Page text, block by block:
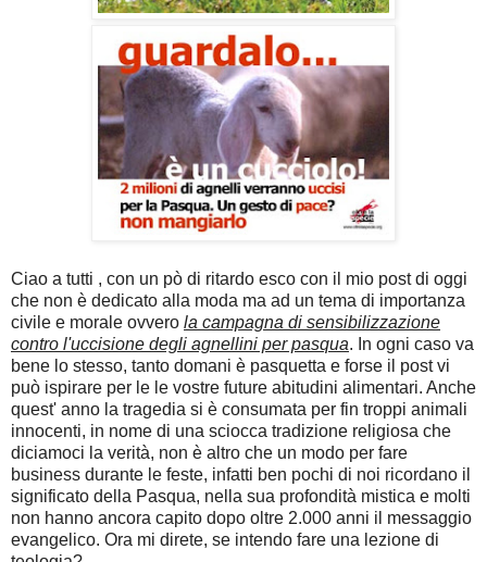
Ciao a tutti , con un pò di ritardo esco con il mio post di oggi
che non è dedicato alla moda ma ad un tema di importanza
civile e morale ovvero la campagna di sensibilizzazione
contro l'uccisione degli agnellini per pasqua. In ogni caso va
bene lo stesso, tanto domani è pasquetta e forse il post vi
può ispirare per le le vostre future abitudini alimentari. Anche
quest' anno la tragedia si è consumata per fin troppi animali
innocenti, in nome di una sciocca tradizione religiosa che
diciamoci la verità, non è altro che un modo per fare
business durante le feste, infatti ben pochi di noi ricordano il
significato della Pasqua, nella sua profondità mistica e molti
non hanno ancora capito dopo oltre 2.000 anni il messaggio
evangelico. Ora mi direte, se intendo fare una lezione di